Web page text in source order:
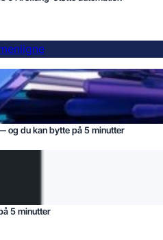
og du kan bytte på 5 minutter
5 minutter